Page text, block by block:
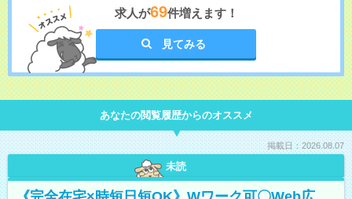
求人が69件増えます！
見てみる
あなたの閲覧履歴からのオススメ
掲載日：2026.08.07
未読